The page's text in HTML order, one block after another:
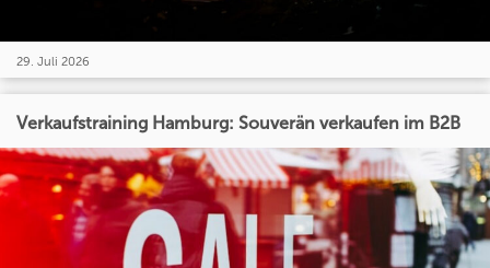
29. Juli 2026
Verkaufstraining Hamburg: Souverän verkaufen im B2B